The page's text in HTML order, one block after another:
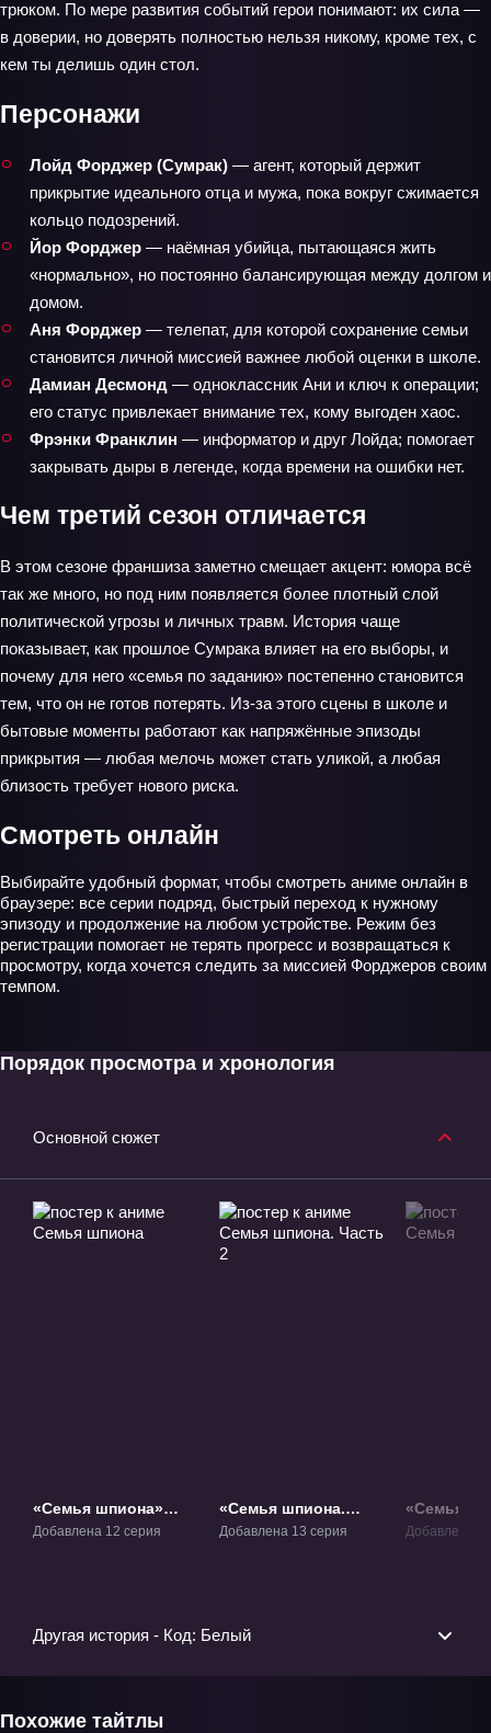
трюком. По мере развития событий герои понимают: их сила —
в доверии, но доверять полностью нельзя никому, кроме тех, с
кем ты делишь один стол.
Персонажи
Лойд Форджер (Сумрак) — агент, который держит
прикрытие идеального отца и мужа, пока вокруг сжимается
кольцо подозрений.
Йор Форджер — наёмная убийца, пытающаяся жить
«нормально», но постоянно балансирующая между долгом и
домом.
Аня Форджер — телепат, для которой сохранение семьи
становится личной миссией важнее любой оценки в школе.
Дамиан Десмонд — одноклассник Ани и ключ к операции;
его статус привлекает внимание тех, кому выгоден хаос.
Фрэнки Франклин — информатор и друг Лойда; помогает
закрывать дыры в легенде, когда времени на ошибки нет.
Чем третий сезон отличается
В этом сезоне франшиза заметно смещает акцент: юмора всё
так же много, но под ним появляется более плотный слой
политической угрозы и личных травм. История чаще
показывает, как прошлое Сумрака влияет на его выборы, и
почему для него «семья по заданию» постепенно становится
тем, что он не готов потерять. Из-за этого сцены в школе и
бытовые моменты работают как напряжённые эпизоды
прикрытия — любая мелочь может стать уликой, а любая
близость требует нового риска.
Смотреть онлайн
Выбирайте удобный формат, чтобы смотреть аниме онлайн в
браузере: все серии подряд, быстрый переход к нужному
эпизоду и продолжение на любом устройстве. Режим без
регистрации помогает не терять прогресс и возвращаться к
просмотру, когда хочется следить за миссией Форджеров своим
темпом.
Порядок просмотра и хронология
Основной сюжет
«Семья шпиона»
ТВ-1.1
Добавлена 12 серия
«Семья шпиона.
Часть 2» ТВ-1.2
Добавлена 13 серия
«Семья
ТВ-2
Добавлена
Другая история - Код: Белый
Похожие тайтлы